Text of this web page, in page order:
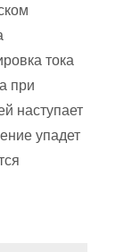
тока
при
наступает
упадет